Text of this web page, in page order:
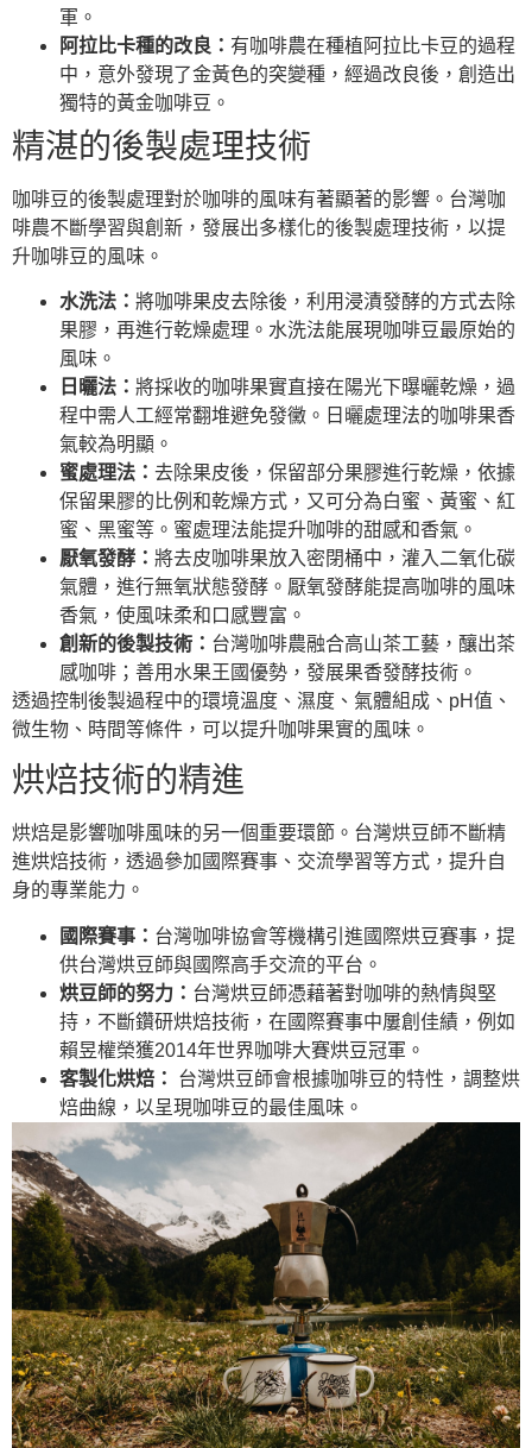
軍。
阿拉比卡種的改良： 有咖啡農在種植阿拉比卡豆的過程
中，意外發現了金黃色的突變種，經過改良後，創造出
獨特的黃金咖啡豆。
精湛的後製處理技術
咖啡豆的後製處理對於咖啡的風味有著顯著的影響。台灣咖
啡農不斷學習與創新，發展出多樣化的後製處理技術，以提
升咖啡豆的風味。
水洗法： 將咖啡果皮去除後，利用浸漬發酵的方式去除
果膠，再進行乾燥處理。水洗法能展現咖啡豆最原始的
風味。
日曬法： 將採收的咖啡果實直接在陽光下曝曬乾燥，過
程中需人工經常翻堆避免發黴。日曬處理法的咖啡果香
氣較為明顯。
蜜處理法： 去除果皮後，保留部分果膠進行乾燥，依據
保留果膠的比例和乾燥方式，又可分為白蜜、黃蜜、紅
蜜、黑蜜等。蜜處理法能提升咖啡的甜感和香氣。
厭氧發酵： 將去皮咖啡果放入密閉桶中，灌入二氧化碳
氣體，進行無氧狀態發酵。厭氧發酵能提高咖啡的風味
香氣，使風味柔和口感豐富。
創新的後製技術： 台灣咖啡農融合高山茶工藝，釀出茶
感咖啡；善用水果王國優勢，發展果香發酵技術。
透過控制後製過程中的環境溫度、濕度、氣體組成、pH值、
微生物、時間等條件，可以提升咖啡果實的風味。
烘焙技術的精進
烘焙是影響咖啡風味的另一個重要環節。台灣烘豆師不斷精
進烘焙技術，透過參加國際賽事、交流學習等方式，提升自
身的專業能力。
國際賽事： 台灣咖啡協會等機構引進國際烘豆賽事，提
供台灣烘豆師與國際高手交流的平台。
烘豆師的努力： 台灣烘豆師憑藉著對咖啡的熱情與堅
持，不斷鑽研烘焙技術，在國際賽事中屢創佳績，例如
賴昱權榮獲2014年世界咖啡大賽烘豆冠軍。
客製化烘焙：
台灣烘豆師會根據咖啡豆的特性，調整烘
焙曲線，以呈現咖啡豆的最佳風味。